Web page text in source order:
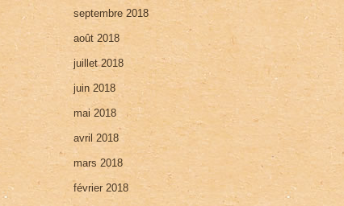
septembre 2018
août 2018
juillet 2018
juin 2018
mai 2018
avril 2018
mars 2018
février 2018